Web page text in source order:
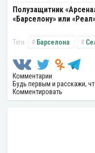
Полузащитник
«Барселону» или
Барселона
Комментарии
Будь первым и расскажи,
Комментировать